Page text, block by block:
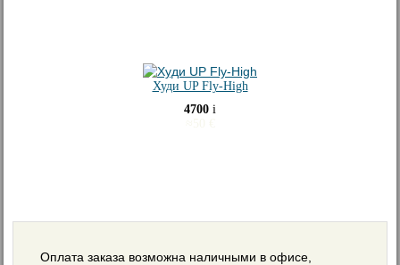
Худи UP Fly-High
4700 i
Оплата заказа возможна наличными в офисе,